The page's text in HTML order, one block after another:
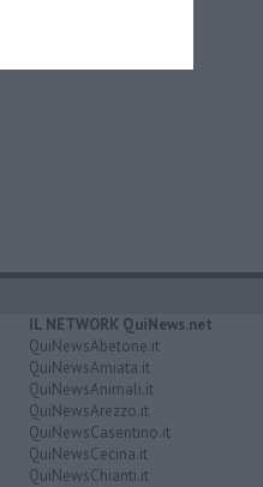
IL NETWORK QuiNews.net
QuiNewsAbetone.it
QuiNewsAmiata.it
QuiNewsAnimali.it
QuiNewsArezzo.it
QuiNewsCasentino.it
QuiNewsCecina.it
QuiNewsChianti.it